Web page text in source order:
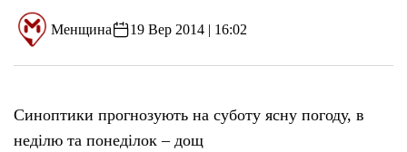
Менщина 19 Вер 2014 | 16:02
Синоптики прогнозують на суботу ясну погоду, в
неділю та понеділок – дощ